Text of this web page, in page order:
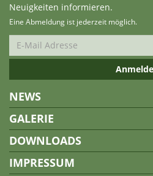
Neuigkeiten informieren.
Eine Abmeldung ist jederzeit möglich.
NEWS
GALERIE
DOWNLOADS
IMPRESSUM